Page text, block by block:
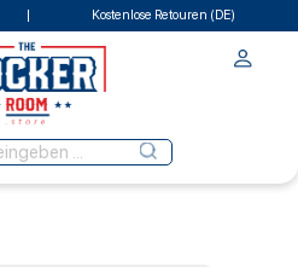
Kostenlose Retouren (DE)